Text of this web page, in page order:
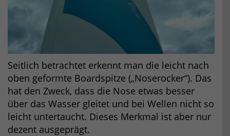
Seitlich betrachtet erkennt man die leicht nach
oben geformte Boardspitze („Noserocker“). Das
hat den Zweck, dass die Nose etwas besser
über das Wasser gleitet und bei Wellen nicht so
leicht untertaucht. Dieses Merkmal ist aber nur
dezent ausgeprägt.